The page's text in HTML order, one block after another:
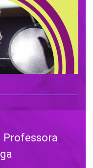
Professora